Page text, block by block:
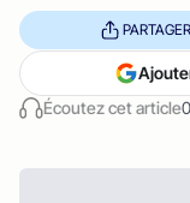
Écoutez cet article
PARTAGER